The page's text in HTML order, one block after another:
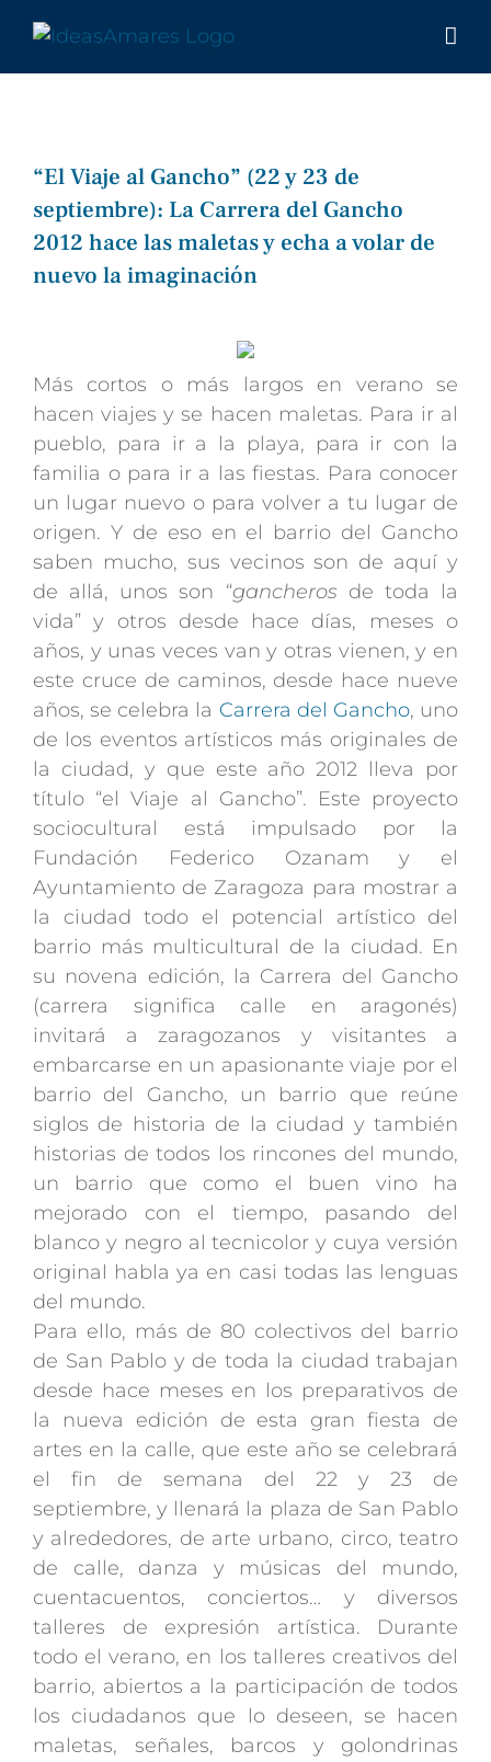
contenido
“El Viaje al Gancho” (22 y 23 de
septiembre): La Carrera del Gancho
2012 hace las maletas y echa a volar de
nuevo la imaginación
más
grande
Más cortos o más largos en verano se
hacen viajes y se hacen maletas. Para ir al
pueblo, para ir a la playa, para ir con la
familia o para ir a las fiestas. Para conocer
un lugar nuevo o para volver a tu lugar de
origen. Y de eso en el barrio del Gancho
saben mucho, sus vecinos son de aquí y
de allá, unos son “gancheros de toda la
vida” y otros desde hace días, meses o
años, y unas veces van y otras vienen, y en
este cruce de caminos, desde hace nueve
años, se celebra la Carrera del Gancho, uno
de los eventos artísticos más originales de
la ciudad, y que este año 2012 lleva por
título “el Viaje al Gancho”. Este proyecto
sociocultural está impulsado por la
Fundación Federico Ozanam y el
Ayuntamiento de Zaragoza para mostrar a
la ciudad todo el potencial artístico del
barrio más multicultural de la ciudad. En
su novena edición, la Carrera del Gancho
(carrera significa calle en aragonés)
invitará a zaragozanos y visitantes a
embarcarse en un apasionante viaje por el
barrio del Gancho, un barrio que reúne
siglos de historia de la ciudad y también
historias de todos los rincones del mundo,
un barrio que como el buen vino ha
mejorado con el tiempo, pasando del
blanco y negro al tecnicolor y cuya versión
original habla ya en casi todas las lenguas
del mundo.
Para ello, más de 80 colectivos del barrio
de San Pablo y de toda la ciudad trabajan
desde hace meses en los preparativos de
la nueva edición de esta gran fiesta de
artes en la calle, que este año se celebrará
el fin de semana del 22 y 23 de
septiembre, y llenará la plaza de San Pablo
y alrededores, de arte urbano, circo, teatro
de calle, danza y músicas del mundo,
cuentacuentos, conciertos… y diversos
talleres de expresión artística. Durante
todo el verano, en los talleres creativos del
barrio, abiertos a la participación de todos
los ciudadanos que lo deseen, se hacen
maletas, señales, barcos y golondrinas